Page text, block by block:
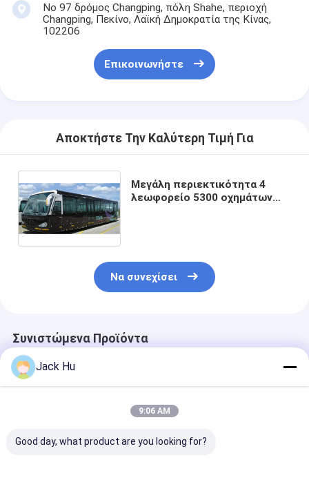
Νο 97 δρόμος Changping, πόλη Shahe, περιοχή
Changping, Πεκίνο, Λαϊκή Δημοκρατία της Κίνας,
102206
Επικοινωνήστε
Αποκτήστε Την Καλύτερη Τιμή Για
Μεγάλη περιεκτικότητα 4
λεωφορείο 5300 οχημάτων
Να συνεχίσει
Συνιστώμενα Προϊόντα
Jack Hu
9:06 AM
Good day, what product are you looking for?